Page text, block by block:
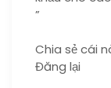
”
Chia sẻ cái
Đăng lại